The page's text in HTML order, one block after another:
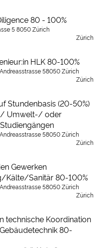
80 - 100%
5 8050 Zürich
Zürich
HLK 80-100%
58050 Zürich
Zürich
Stundenbasis (20-50%)
Umwelt-/ oder
58050 Zürich
Zürich
Gewerken
Kälte/Sanitär 80-100%
58050 Zürich
Zürich
technische Koordination
80-